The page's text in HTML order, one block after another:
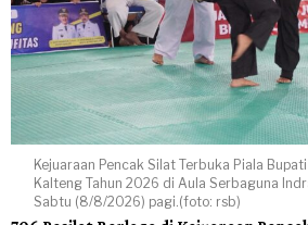
Kejuaraan Pencak Silat Terbuka Piala
Kalteng Tahun 2026 di Aula Serbaguna
Sabtu (8/8/2026) pagi.(foto: rsb)